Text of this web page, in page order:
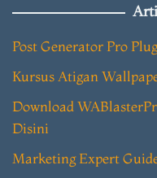
Post Generator Pro
Kursus Atigan
Download
Disini
Marketing Expert